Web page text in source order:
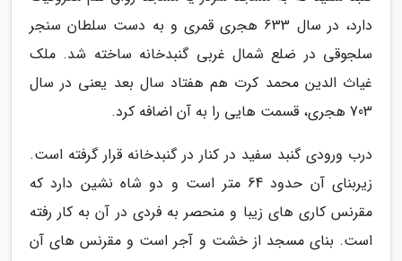
دارد، در سال 633 هجری قمری و به دست سلطان سنجر
سلجوقی در ضلع شمال غربی گنبدخانه ساخته شد. ملک
غیاث الدین محمد کرت هم هفتاد سال بعد یعنی در سال
703 هجری، قسمت هایی را به آن اضافه کرد.
درب ورودی گنبد سفید در کنار در گنبدخانه قرار گرفته است.
زیربنای آن حدود 64 متر است و دو شاه نشین دارد که
مقرنس کاری های زیبا و منحصر به فردی در آن به کار رفته
است. بنای مسجد از خشت و آجر است و مقرنس های آن